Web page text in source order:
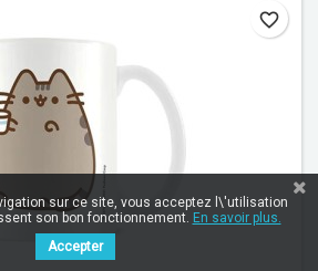
favorite_border
sur ce site, vous acceptez l\'utilisation
son bon fonctionnement. En savoir plus.
Accepter